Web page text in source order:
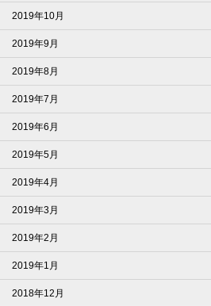
2019年10月
2019年9月
2019年8月
2019年7月
2019年6月
2019年5月
2019年4月
2019年3月
2019年2月
2019年1月
2018年12月